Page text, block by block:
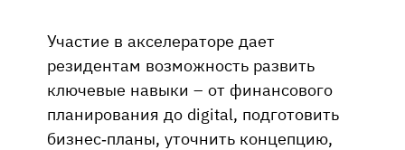
Участие в акселераторе дает
резидентам возможность развить
ключевые навыки – от финансового
планирования до digital, подготовить
бизнес-планы, уточнить концепцию,